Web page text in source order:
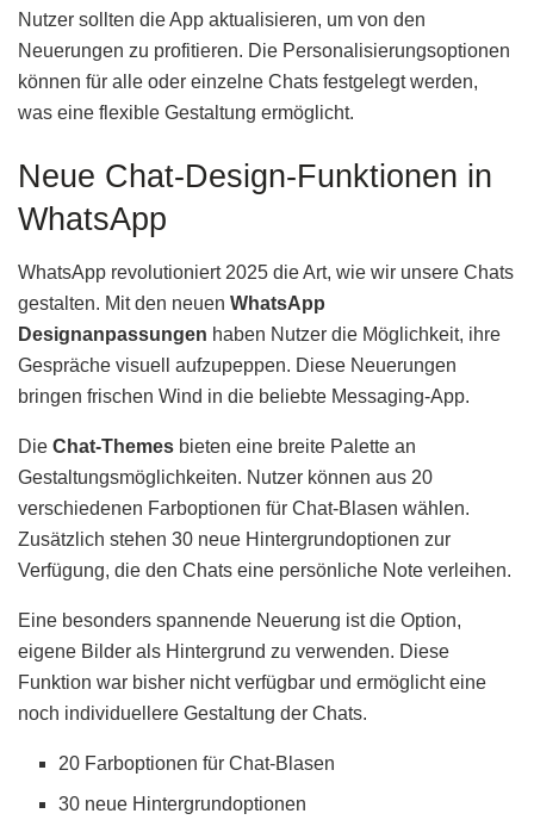
Nutzer sollten die App aktualisieren, um von den
Neuerungen zu profitieren. Die Personalisierungsoptionen
können für alle oder einzelne Chats festgelegt werden,
was eine flexible Gestaltung ermöglicht.
Neue Chat-Design-Funktionen in
WhatsApp
WhatsApp revolutioniert 2025 die Art, wie wir unsere Chats
gestalten. Mit den neuen WhatsApp
Designanpassungen haben Nutzer die Möglichkeit, ihre
Gespräche visuell aufzupeppen. Diese Neuerungen
bringen frischen Wind in die beliebte Messaging-App.
Die Chat-Themes bieten eine breite Palette an
Gestaltungsmöglichkeiten. Nutzer können aus 20
verschiedenen Farboptionen für Chat-Blasen wählen.
Zusätzlich stehen 30 neue Hintergrundoptionen zur
Verfügung, die den Chats eine persönliche Note verleihen.
Eine besonders spannende Neuerung ist die Option,
eigene Bilder als Hintergrund zu verwenden. Diese
Funktion war bisher nicht verfügbar und ermöglicht eine
noch individuellere Gestaltung der Chats.
20 Farboptionen für Chat-Blasen
30 neue Hintergrundoptionen